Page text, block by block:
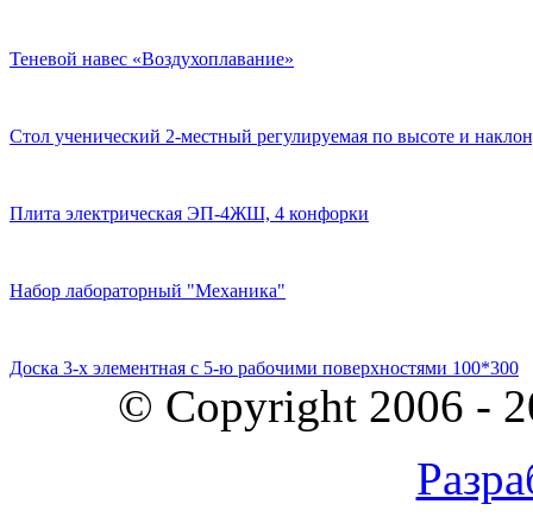
Теневой навес «Воздухоплавание»
Стол ученический 2-местный регулируемая по высоте и
Плита электрическая ЭП-4ЖШ, 4 конфорки
Набор лабораторный "Механика"
Доска 3-х элементная с 5-ю рабочими поверхностями 100*300
© Copyright 2006 -